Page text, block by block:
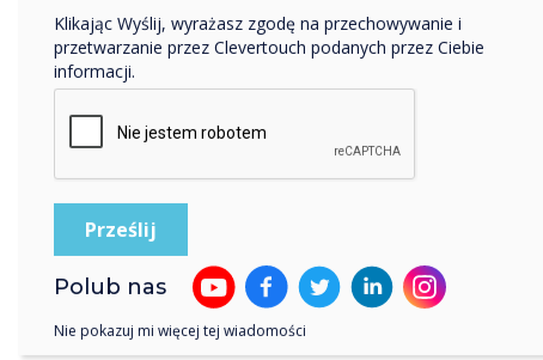
To
Klikając Wyślij, wyrażasz zgodę na przechowywanie i
przetwarzanie przez Clevertouch podanych przez Ciebie
informacji.
Polub nas
Nie pokazuj mi więcej tej wiadomości